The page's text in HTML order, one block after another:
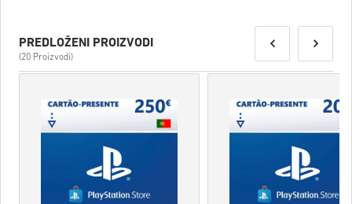
PREDLOŽENI PROIZVODI
(20 Proizvodi)